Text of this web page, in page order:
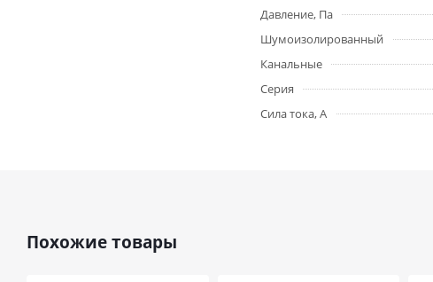
Давление, Па
Шумоизолированный
Канальные
Серия
Сила тока, А
Похожие товары